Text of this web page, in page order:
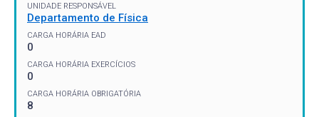
UNIDADE RESPONSÁVEL
Departamento de Física
CARGA HORÁRIA EAD
0
CARGA HORÁRIA EXERCÍCIOS
0
CARGA HORÁRIA OBRIGATÓRIA
8